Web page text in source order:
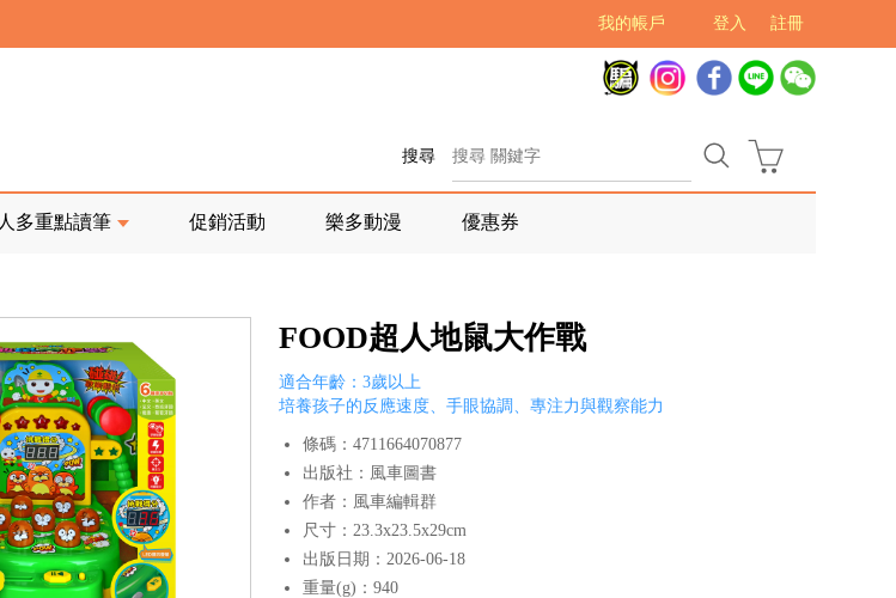
註冊
登入
我的帳戶
搜尋
多重點讀筆 促銷活動 樂多動漫 優惠券
FOOD超人地鼠大作戰
適合年齡：3歲以上
培養孩子的反應速度、手眼協調、專注力與觀察能力
條碼：4711664070877
出版社：風車圖書
作者：風車編輯群
尺寸：23.3x23.5x29cm
出版日期：2026-06-18
重量(g)：940